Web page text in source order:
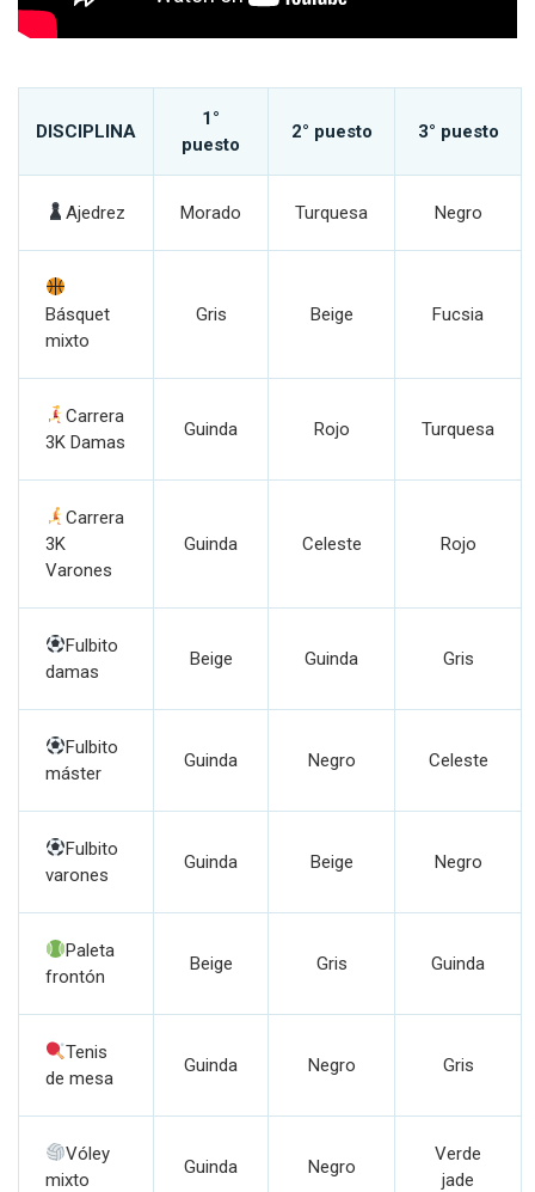
DISCIPLINA
1°
puesto
2° puesto 3° puesto
Ajedrez Morado Turquesa Negro
Básquet
mixto
Gris Beige Fucsia
Carrera
3K Damas
Guinda Rojo Turquesa
Carrera
3K
Varones
Guinda Celeste Rojo
Fulbito
damas
Beige Guinda Gris
Fulbito
máster
Guinda Negro Celeste
Fulbito
varones
Guinda Beige Negro
Paleta
frontón
Beige Gris Guinda
Tenis
de mesa
Guinda Negro Gris
Vóley
mixto
Guinda Negro
Verde
jade